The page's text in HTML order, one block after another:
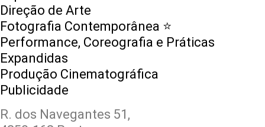
Direção de Arte
Fotografia Contemporânea ⭐️
Performance, Coreografia e Práticas
Expandidas
Produção Cinematográfica
Publicidade
R. dos Navegantes 51,